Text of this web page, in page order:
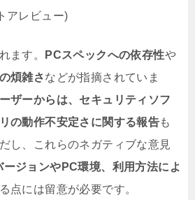
アレビュー)
ます。 PCスペックへの依存性や
煩雑さなどが指摘されていま
ザーからは、セキュリティソフ
の動作不安定さに関する報告も
し、これらのネガティブな意見
ジョンやPC環境、利用方法によ
点には留意が必要です。